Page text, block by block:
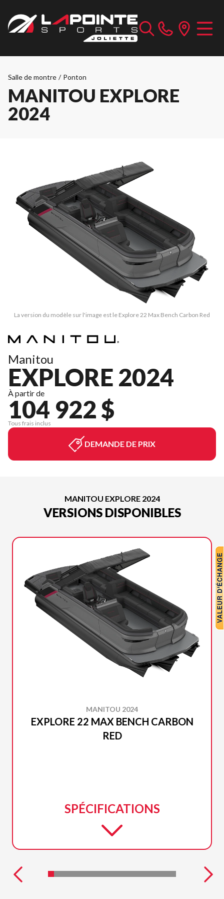
Salle de montre / Ponton
MANITOU EXPLORE
2024
La version du modèle sur l'image est le Explore 22 Max Bench Carbon Red
Manitou
EXPLORE 2024
À partir de
104 922 $
Tous frais inclus
DEMANDE DE PRIX
MANITOU EXPLORE 2024
VERSIONS DISPONIBLES
MANITOU 2024
EXPLORE 22 MAX BENCH CARBON
RED
SPÉCIFICATIONS